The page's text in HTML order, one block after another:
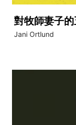
對牧師妻子
Jani Ortlund